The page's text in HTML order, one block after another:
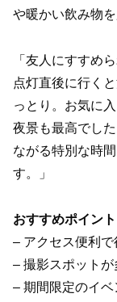
や暖かい飲み物
「友人にすすめ
点灯直後に行く
っとり。お気に
夜景も最高でし
ながる特別な時
す。」
おすすめポイント
– アクセス便利
– 撮影スポット
– 期間限定のイ